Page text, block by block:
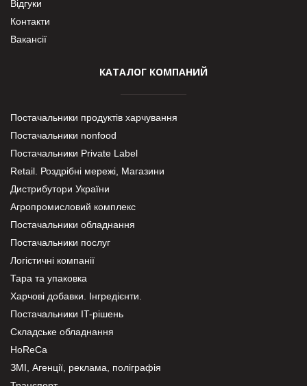
Відгуки
Контакти
Вакансії
КАТАЛОГ КОМПАНИЙ
Постачальники продуктів харчування
Постачальники nonfood
Постачальники Private Label
Retail. Роздрібні мережі, Магазини
Дистрибутори України
Агропромисловий комплекс
Постачальники обладнання
Постачальники послуг
Логістичні компанії
Тара та упаковка
Харчові добавки. Інгредієнти.
Постачальники IT-рішень
Складське обладнання
HoReCa
ЗМІ, Агенції, реклама, поліграфія